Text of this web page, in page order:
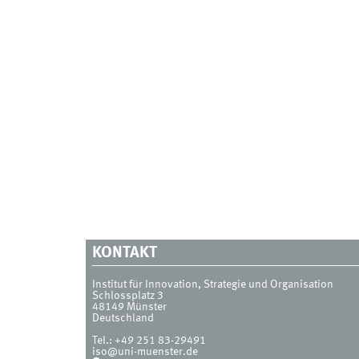
KONTAKT
Institut für Innovation, Strategie und Organisation
Schlossplatz 3
48149 Münster
Deutschland
Tel.: +49 251 83-29491
iso@uni-muenster.de